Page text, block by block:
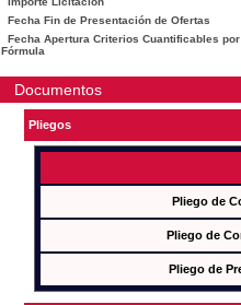
Fecha Fin de Presentación de Ofertas
Fecha Apertura Criterios Cuantificables por
Fórmula
Documentos
Pliegos
Pliego de
Pliego de
Pliego de